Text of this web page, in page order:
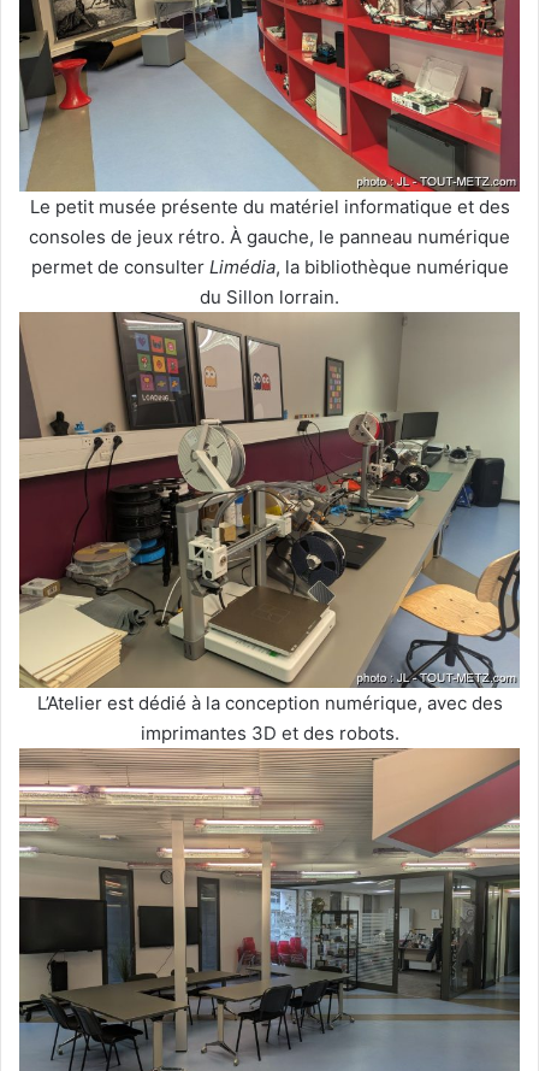
Le petit musée présente du matériel informatique et des
consoles de jeux rétro. À gauche, le panneau numérique
permet de consulter Limédia, la bibliothèque numérique
du Sillon lorrain.
L’Atelier est dédié à la conception numérique, avec des
imprimantes 3D et des robots.